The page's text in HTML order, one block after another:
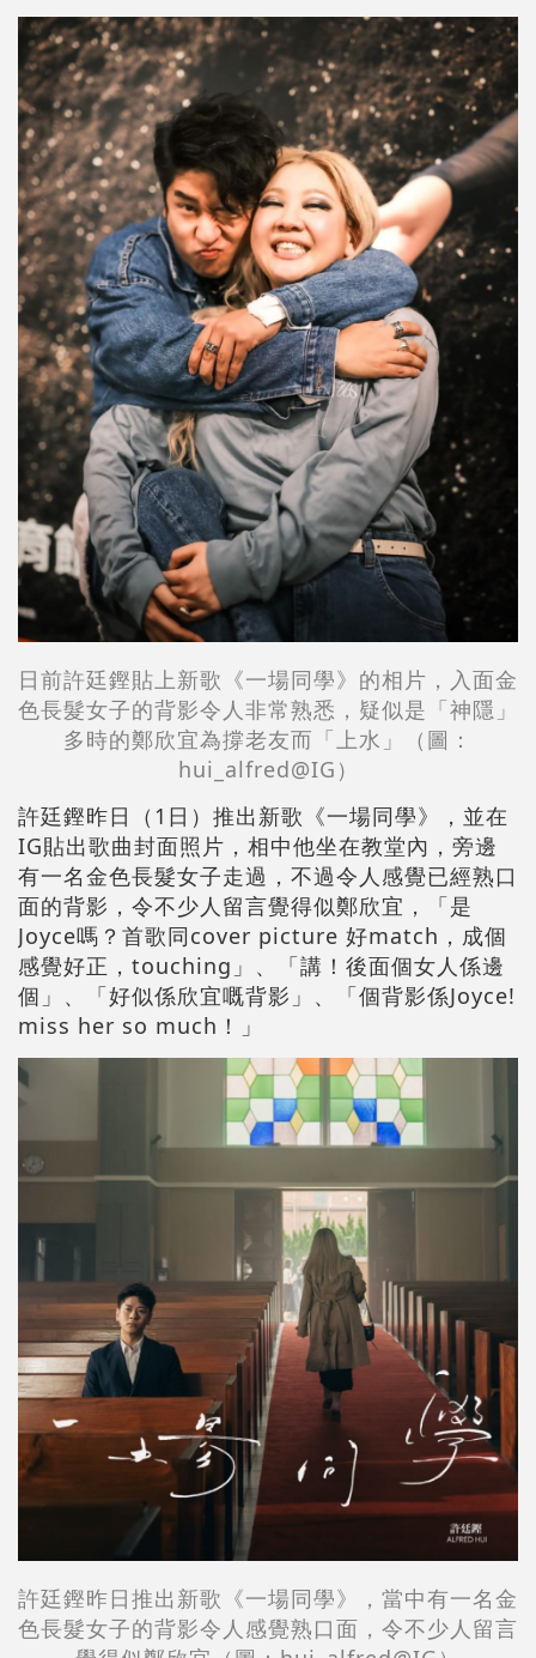
日前許廷鏗貼上新歌《一場同學》的相片 ，入面金
色長髮女子的背影令人非常熟悉，疑似是「神隱」
多時的鄭欣宜為撐老友而「上水」（圖：
hui_alfred@IG）
許廷鏗昨日（1日）推出新歌《一場同學》，並在
IG貼出歌曲封面照片，相中他坐在教堂內，旁邊
有一名金色長髮女子走過，不過令人感覺已經熟口
面的背影，令不少人留言覺得似鄭欣宜，「是
Joyce嗎？首歌同cover picture 好match，成個
感覺好正，touching」、「講！後面個女人係邊
個」、「好似係欣宜嘅背影」、「個背影係Joyce!
miss her so much！」
許廷鏗昨日推出新歌《一場同學》，當中有一名金
色長髮女子的背影令人感覺熟口面，令不少人留言